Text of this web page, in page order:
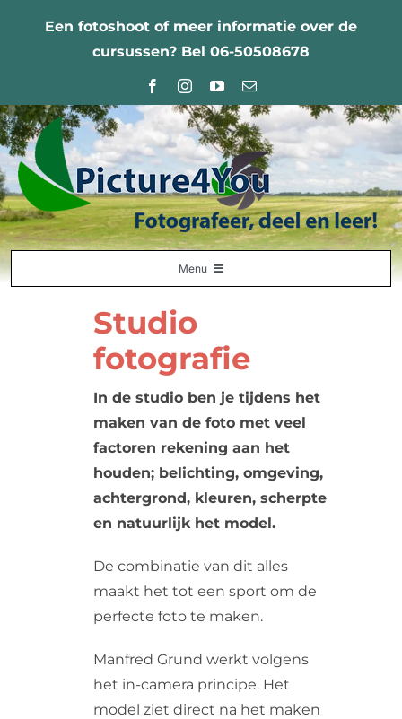
Een fotoshoot of meer informatie over de
cursussen? Bel 06-50508678
Menu
Fotografie Leercentrum
Nabestellingen
Studio
fotografie
In de studio ben je tijdens het
maken van de foto met veel
factoren rekening aan het
houden; belichting, omgeving,
achtergrond, kleuren, scherpte
en natuurlijk het model.
De combinatie van dit alles
maakt het tot een sport om de
perfecte foto te maken.
Manfred Grund werkt volgens
het in-camera principe. Het
model ziet direct na het maken